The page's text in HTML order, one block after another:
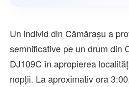
Un individ din Cămărașu a
semnificative pe un drum din
DJ109C în apropierea
nopții. La aproximativ ora